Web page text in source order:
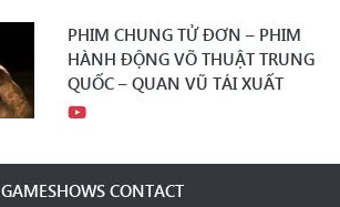
PHIM CHUNG TỬ ĐƠN – PHIM
HÀNH ĐỘNG VÕ THUẬT TRUNG
QUỐC – QUAN VŨ TÁI XUẤT
GAMESHOWS CONTACT